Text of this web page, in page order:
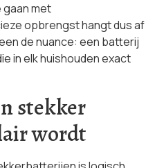
gaan met
opbrengst hangt dus af
de nuance: een batterij
in elk huishouden exact
stekker
wordt